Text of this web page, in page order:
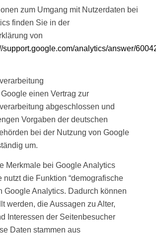
zum Umgang mit Nutzerdaten bei
finden Sie in der
von
support.google.com/analytics/answer/
einen Vertrag zur
abgeschlossen und
Vorgaben der deutschen
bei der Nutzung von Google
um.
Merkmale bei Google Analytics
nutzt die Funktion “demografische
Google Analytics. Dadurch können
werden, die Aussagen zu Alter,
Interessen der Seitenbesucher
Daten stammen aus